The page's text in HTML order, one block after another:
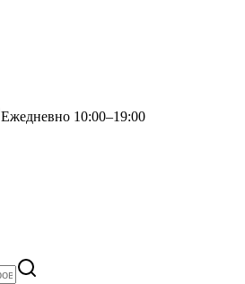
Ежедневно 10:00–19:00